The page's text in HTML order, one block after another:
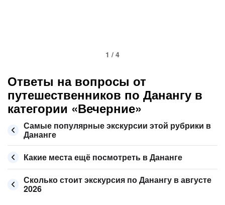
1 / 4
Ответы на вопросы от
путешественников по Данангу в
категории «Вечерние»
Самые популярные экскурсии этой рубрики в
Дананге
Какие места ещё посмотреть в Дананге
Сколько стоит экскурсия по Данангу в августе
2026